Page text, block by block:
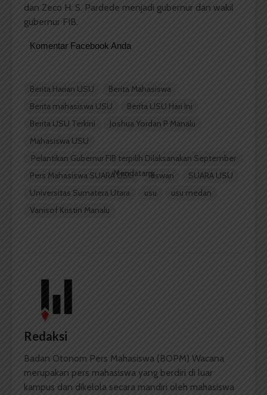
dan Zeco H. S. Pardede menjadi gubernur dan wakil
gubernur FIB.
Komentar Facebook Anda
Berita Harian USU
Berita Mahasiswa
Berita mahasiswa USU
Berita USU Hari Ini
Berita USU Terkini
Joshua Yordan P Manalu
Mahasiswa USU
Pelantikan Gubernur FIB terpilih Dilaksanakan September
Mendatang
Pers Mahasiswa SUARA USU Riswan
SUARA USU
Universitas Sumatera Utara
usu
usu medan
Vanisof Kristin Manalu
Redaksi
Badan Otonom Pers Mahasiswa (BOPM) Wacana
merupakan pers mahasiswa yang berdiri di luar
kampus dan dikelola secara mandiri oleh mahasiswa